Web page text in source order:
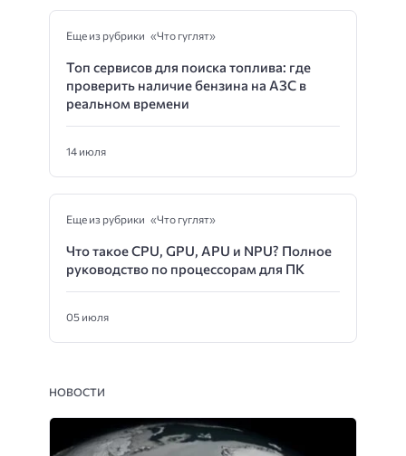
Еще из рубрики «Что гуглят»
Топ сервисов для поиска топлива: где
проверить наличие бензина на АЗС в
реальном времени
14 июля
Еще из рубрики «Что гуглят»
Что такое CPU, GPU, APU и NPU? Полное
руководство по процессорам для ПК
05 июля
НОВОСТИ